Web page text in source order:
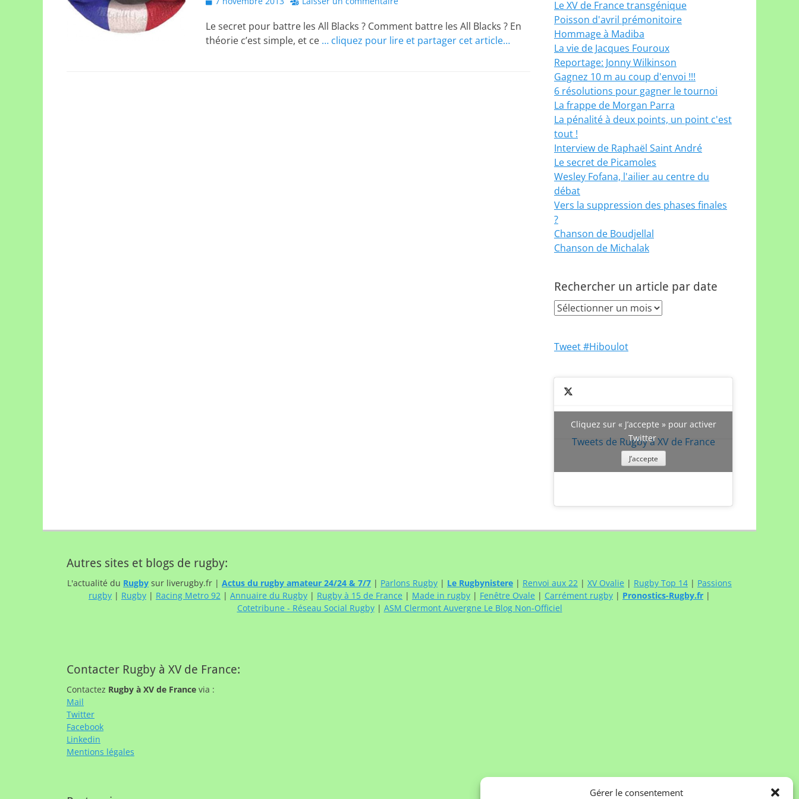
Gérer le consentement
Le secret pour battre les All Blacks ? Comment battre les All Blacks ? En
théorie c’est simple, et ce … cliquez pour lire et partager cet article…
Le XV de France transgénique
Poisson d'avril prémonitoire
Hommage à Madiba
La vie de Jacques Fouroux
Reportage: Jonny Wilkinson
Gagnez 10 m au coup d'envoi !!!
6 résolutions pour gagner le tournoi
La frappe de Morgan Parra
La pénalité à deux points, un point c'est
tout !
Interview de Raphaël Saint André
Le secret de Picamoles
Wesley Fofana, l'ailier au centre du
débat
Vers la suppression des phases finales
?
Chanson de Boudjellal
Chanson de Michalak
Rechercher un article par date
Rechercher
par
Tweet #Hiboulot
Tweets de Rugby à XV de France
Cliquez sur « J’accepte » pour activer
Twitter
J’accepte
Autres sites et blogs de rugby:
L'actualité du Rugby sur liverugby.fr | Actus du rugby amateur 24/24 & 7/7 | Parlons Rugby | Le Rugbynistere | Renvoi aux 22 | XV Ovalie | Rugby Top 14 | Passions
rugby | Rugby | Racing Metro 92 | Annuaire du Rugby | Rugby à 15 de France | Made in rugby | Fenêtre Ovale | Carrément rugby | Pronostics-Rugby.fr |
Cotetribune - Réseau Social Rugby| ASM Clermont Auvergne Le Blog Non-Officiel
Contacter Rugby à XV de France:
Contactez Rugby à XV de France via :
Mail
Twitter
Facebook
Linkedin
Mentions légales